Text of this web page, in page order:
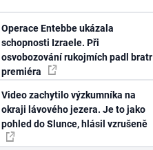
Operace Entebbe ukázala
schopnosti Izraele. Při
osvobozování rukojmích padl bratr
premiéra
Video zachytilo výzkumníka na
okraji lávového jezera. Je to jako
pohled do Slunce, hlásil vzrušeně